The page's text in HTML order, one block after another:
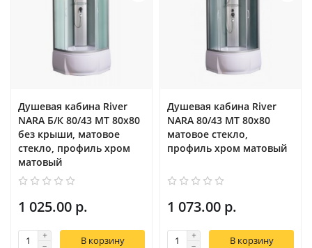
Душевая кабина River
NARA Б/К 80/43 MT 80х80
без крыши, матовое
стекло, профиль хром
матовый
1 025.00 р.
В корзину
Душевая кабина River
NARA 80/43 MT 80х80
матовое стекло,
профиль хром матовый
1 073.00 р.
В корзину